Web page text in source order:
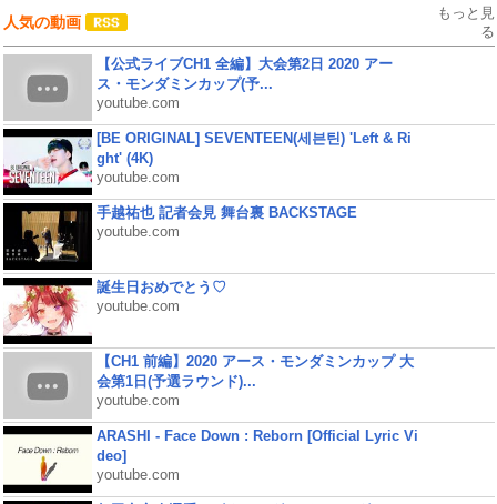
人気の動画
もっと見
る
【公式ライブCH1 全編】大会第2日 2020 アー
ス・モンダミンカップ(予...
youtube.com
[BE ORIGINAL] SEVENTEEN(세븐틴) 'Left & Ri
ght' (4K)
youtube.com
手越祐也 記者会見 舞台裏 BACKSTAGE
youtube.com
誕生日おめでとう♡
youtube.com
【CH1 前編】2020 アース・モンダミンカップ 大
会第1日(予選ラウンド)...
youtube.com
ARASHI - Face Down : Reborn [Official Lyric Vi
deo]
youtube.com